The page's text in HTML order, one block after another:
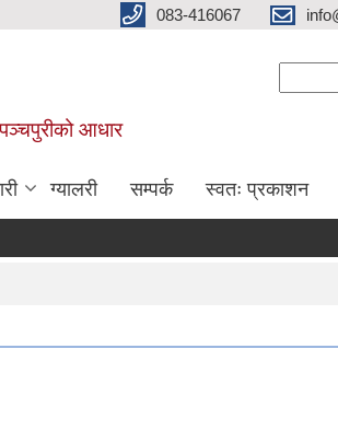
083-416067
आधार
ग्यालरी सम्पर्क स्वतः प्रकाशन